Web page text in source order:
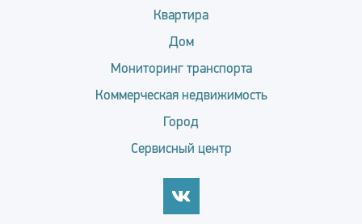
Квартира
Дом
Мониторинг транспорта
Коммерческая недвижимость
Город
Сервисный центр